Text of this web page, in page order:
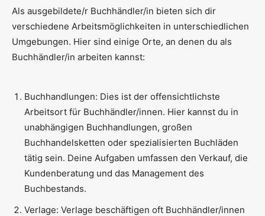
Als ausgebildete/r Buchhändler/in bieten sich dir
verschiedene Arbeitsmöglichkeiten in unterschiedlichen
Umgebungen. Hier sind einige Orte, an denen du als
Buchhändler/in arbeiten kannst:
Buchhandlungen: Dies ist der offensichtlichste
Arbeitsort für Buchhändler/innen. Hier kannst du in
unabhängigen Buchhandlungen, großen
Buchhandelsketten oder spezialisierten Buchläden
tätig sein. Deine Aufgaben umfassen den Verkauf, die
Kundenberatung und das Management des
Buchbestands.
Verlage: Verlage beschäftigen oft Buchhändler/innen